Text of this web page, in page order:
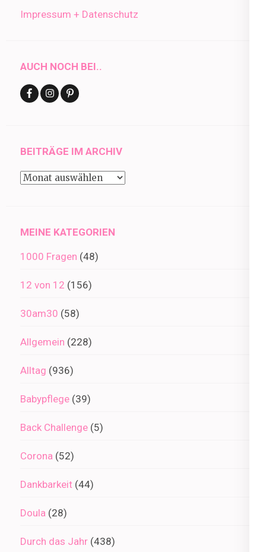
Impressum + Datenschutz
AUCH NOCH BEI..
BEITRÄGE IM ARCHIV
Beiträge
MEINE KATEGORIEN
1000 Fragen (48)
12 von 12 (156)
30am30 (58)
Allgemein (228)
Alltag (936)
Babypflege (39)
Back Challenge (5)
Corona (52)
Dankbarkeit (44)
Doula (28)
Durch das Jahr (438)